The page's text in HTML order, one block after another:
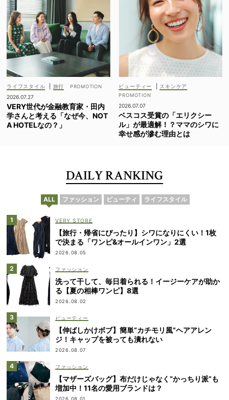
ライフスタイル
旅行
2026.07.27
VERY世代が金融教育家・田内
学さんと考える「なぜ今、NOT
A HOTELなの？」
ビューティー スキンケア
2026.07.07
ベスコス受賞の「エリクシー
ル」が最適解！？ママのシワに
幸せ感が滲む理由とは
DAILY RANKING
ALL ファッション ビューティ ライフスタイル
VERY STORE
【旅行・帰省にぴったり】シワになりにくい！1枚
で決まる「ワンピ&オールインワン」2選
2026.08.05
ファッション
洗って干して、毎日着られる！イージーケアが助か
る【夏の相棒ワンピ】8選
2026.08.02
ビューティー
【伸ばしかけボブ】簡単“カチモリ風”ヘアアレン
ジ！キャップを被っても潰れない
2026.08.07
ファッション
【マザーズバッグ】布だけじゃなく“かっちり派”も
増加中！11名の愛用ブランドは？